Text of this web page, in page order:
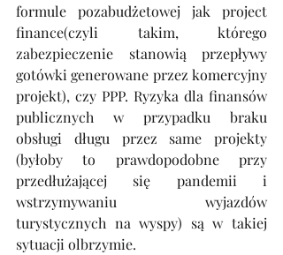
formule pozabudżetowej jak project
finance(czyli takim, którego
zabezpieczenie stanowią przepływy
gotówki generowane przez komercyjny
projekt), czy PPP. Ryzyka dla finansów
publicznych w przypadku braku
obsługi długu przez same projekty
(byłoby to prawdopodobne przy
przedłużającej się pandemii i
wstrzymywaniu wyjazdów
turystycznych na wyspy) są w takiej
sytuacji olbrzymie.